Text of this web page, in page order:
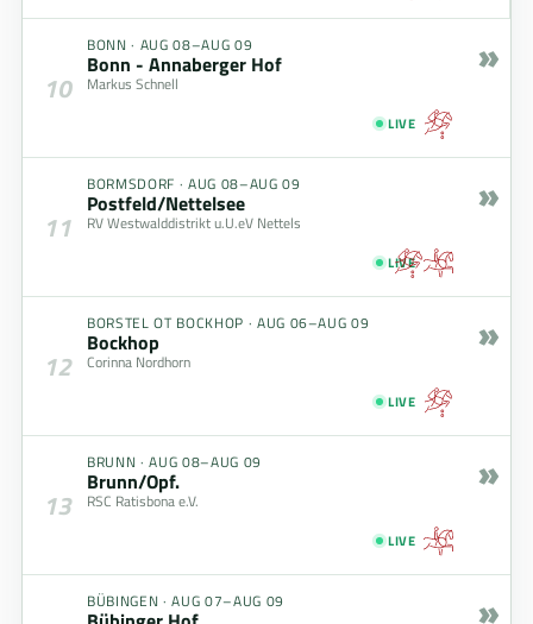
10
BONN · AUG 08–AUG 09
Bonn - Annaberger Hof
Markus Schnell
LIVE
»
11
BORMSDORF · AUG 08–AUG 09
Postfeld/Nettelsee
RV Westwalddistrikt u.U.eV Nettels
LIVE
»
12
BORSTEL OT BOCKHOP · AUG 06–AUG 09
Bockhop
Corinna Nordhorn
LIVE
»
13
BRUNN ·AUG 08–AUG 09
Brunn/Opf.
RSC Ratisbona e.V.
LIVE
»
BÜBINGEN ·AUG 07–AUG 09 »